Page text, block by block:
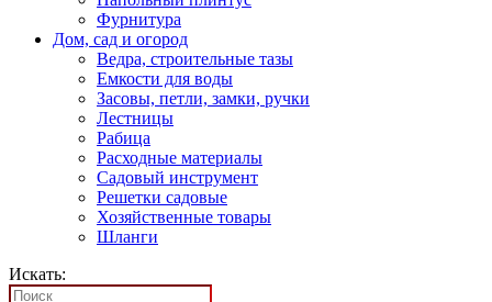
Фурнитура
Дом, сад и огород
Ведра, строительные тазы
Емкости для воды
Засовы, петли, замки, ручки
Лестницы
Рабица
Расходные материалы
Садовый инструмент
Решетки садовые
Хозяйственные товары
Шланги
Искать: